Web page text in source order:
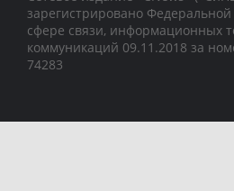
зарегистрировано
сфере связи, информационных
коммуникаций 09.11.2018 за
74283